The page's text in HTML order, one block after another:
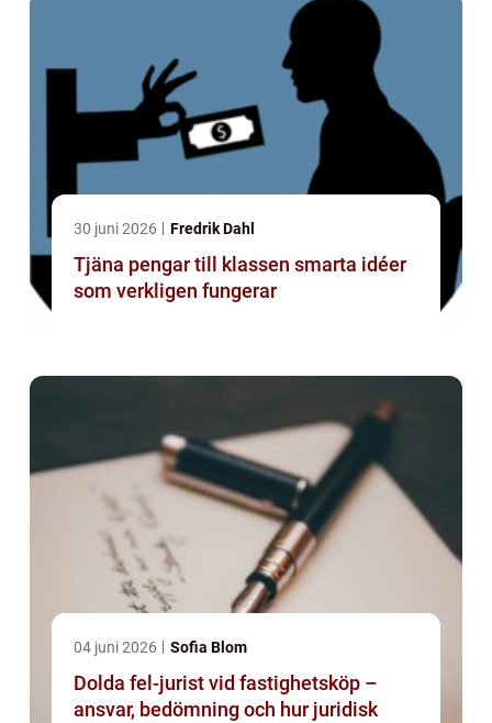
30 juni 2026 Fredrik Dahl
Tjäna pengar till klassen smarta idéer
som verkligen fungerar
04 juni 2026 Sofia Blom
Dolda fel-jurist vid fastighetsköp –
ansvar, bedömning och hur juridisk